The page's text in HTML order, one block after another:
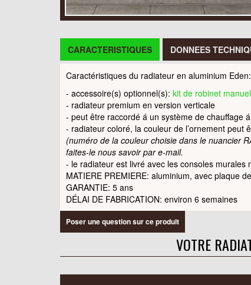
CARACTERISTIQUES DONNEES
Caractéristiques du radiateur en aluminium Eden:
- accessoire(s) optionnel(s): kit de robinet
- radiateur premium en version verticale
- peut être raccordé á un système de chauffage
- radiateur coloré, la couleur de l’ornement peut
(numéro de la couleur choisie dans le nuancier
faites-le nous savoir par e-mail.
- le radiateur est livré avec les consoles murales
MATIERE PREMIERE: aluminium, avec plaque
GARANTIE: 5 ans
DÉLAI DE FABRICATION: environ 6 semaines
Poser une question sur ce produit
VOTRE